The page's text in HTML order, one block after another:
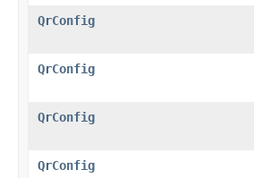
QrConfig
QrConfig
QrConfig
QrConfig